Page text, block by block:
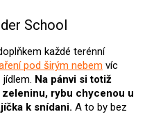
School
každé terénní
pod širým nebem víc
Na pánvi si totiž
rybu chycenou u
k snídani. A to by bez